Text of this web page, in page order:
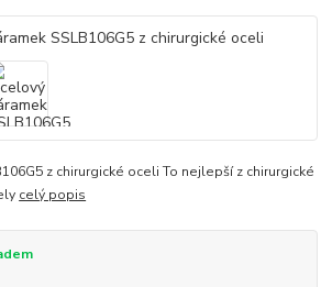
z chirurgické oceli To nejlepší z chirurgické
celý popis